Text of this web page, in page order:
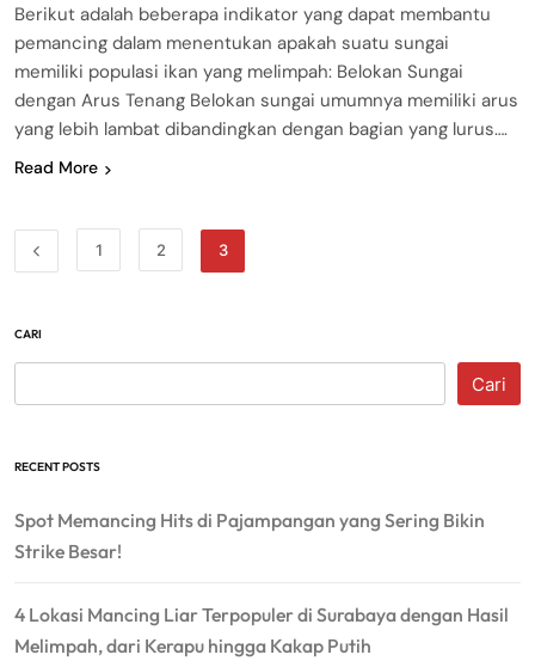
Berikut adalah beberapa indikator yang dapat membantu
pemancing dalam menentukan apakah suatu sungai
memiliki populasi ikan yang melimpah: Belokan Sungai
dengan Arus Tenang Belokan sungai umumnya memiliki arus
yang lebih lambat dibandingkan dengan bagian yang lurus….
Read More
1 2 3
CARI
Cari
RECENT POSTS
Spot Memancing Hits di Pajampangan yang Sering Bikin
Strike Besar!
4 Lokasi Mancing Liar Terpopuler di Surabaya dengan Hasil
Melimpah, dari Kerapu hingga Kakap Putih